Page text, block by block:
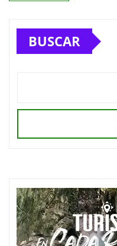
BUSCAR